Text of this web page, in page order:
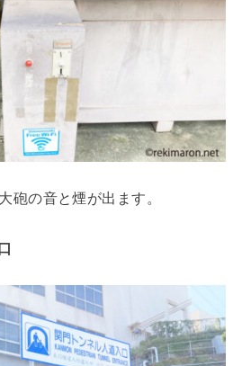
砲の音と煙が出ます。